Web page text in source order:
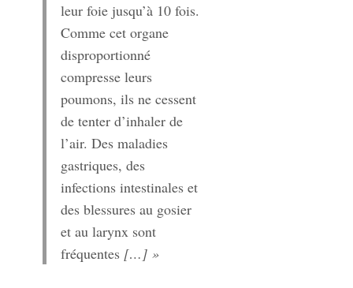
leur foie jusqu’à 10 fois.
Comme cet organe
disproportionné
compresse leurs
poumons, ils ne cessent
de tenter d’inhaler de
l’air. Des maladies
gastriques, des
infections intestinales et
des blessures au gosier
et au larynx sont
fréquentes […] »